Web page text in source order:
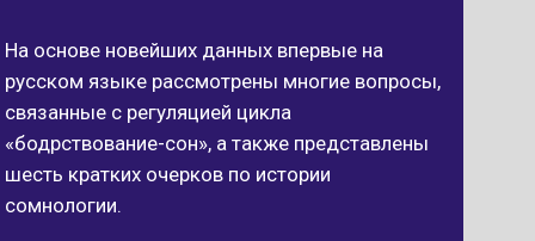
На основе новейших данных впервые на
русском языке рассмотрены многие вопросы,
связанные с регуляцией цикла
«бодрствование-сон», а также представлены
шесть кратких очерков по истории
сомнологии.